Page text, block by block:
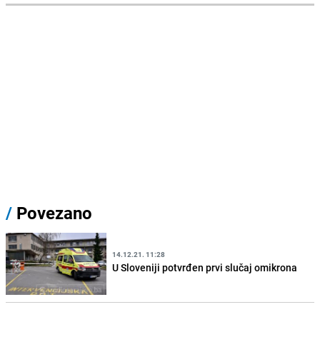
/ Povezano
14.12.21. 11:28
U Sloveniji potvrđen prvi slučaj omikrona